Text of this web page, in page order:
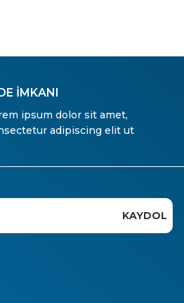
İMKANI
ipsum dolor sit amet,
adipiscing elit ut
KAYDOL